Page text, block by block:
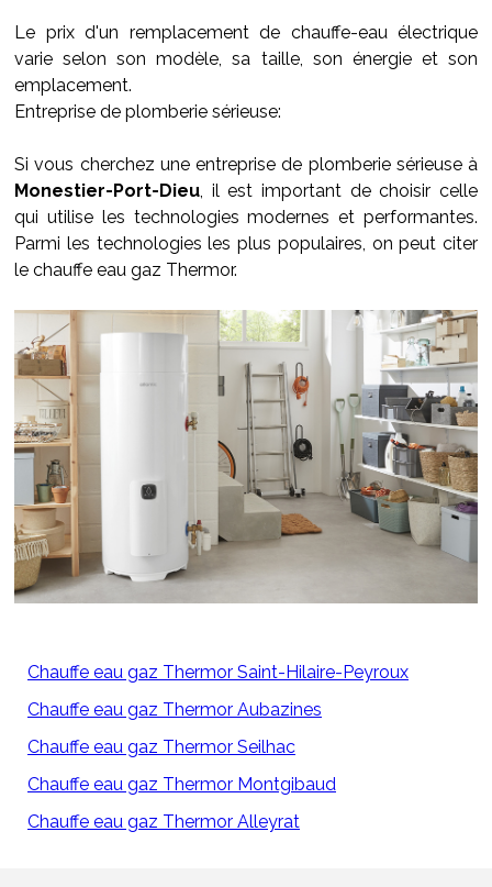
Le prix d'un remplacement de chauffe-eau électrique
varie selon son modèle, sa taille, son énergie et son
emplacement.
Entreprise de plomberie sérieuse:
Si vous cherchez une entreprise de plomberie sérieuse à
Monestier-Port-Dieu, il est important de choisir celle
qui utilise les technologies modernes et performantes.
Parmi les technologies les plus populaires, on peut citer
le chauffe eau gaz Thermor.
Chauffe eau gaz Thermor Saint-Hilaire-Peyroux
Chauffe eau gaz Thermor Aubazines
Chauffe eau gaz Thermor Seilhac
Chauffe eau gaz Thermor Montgibaud
Chauffe eau gaz Thermor Alleyrat